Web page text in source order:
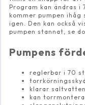
Program kan ändras
kommer pumpen
igen. Den kan också
pumpen stannat, se
Pumpens
reglerbar i 70
klarar saltvatten
kan